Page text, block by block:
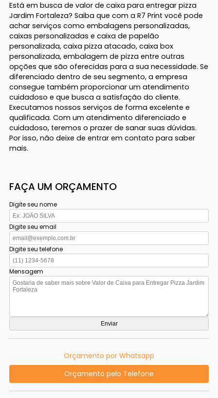
Está em busca de valor de caixa para entregar pizza
Jardim Fortaleza? Saiba que com a R7 Print você pode
achar serviços como embalagens personalizadas,
caixas personalizadas e caixa de papelão
personalizada, caixa pizza atacado, caixa box
personalizada, embalagem de pizza entre outras
opções que são oferecidas para a sua necessidade. Se
diferenciado dentro de seu segmento, a empresa
consegue também proporcionar um atendimento
cuidadoso e que busca a satisfação do cliente.
Executamos nossos serviços de forma excelente e
qualificada. Com um atendimento diferenciado e
cuidadoso, teremos o prazer de sanar suas dúvidas.
Por isso, não deixe de entrar em contato para saber
mais.
FAÇA UM ORÇAMENTO
Digite seu nome
Digite seu email
Digite seu telefone
Mensagem
Orçamento por Whatsapp
Orçamento pelo Telefone